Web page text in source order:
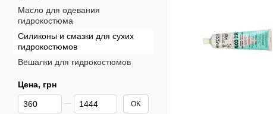
Масло для одевания
гидрокостюма
Силиконы и смазки для сухих
гидрокостюмов
Вешалки для гидрокостюмов
Цена, грн
От Цена, грн
До Цена, грн OK